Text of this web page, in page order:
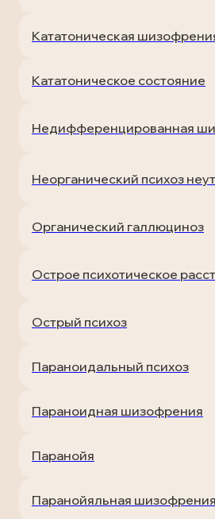
Кататоническая
Кататоническое состояние
Недифференцированная
Неорганический психоз
Органический галлюциноз
Острое психотическое
Острый психоз
Параноидальный психоз
Параноидная шизофрения
Паранойя
Паранойяльная шизофрения